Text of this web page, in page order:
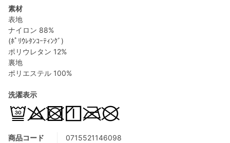
商品コード
0715521146098
素材
表地
ナイロン 88%
(ﾎﾟﾘｳﾚﾀﾝｺｰﾃｨﾝｸﾞ)
ポリウレタン 12%
裏地
ポリエステル 100%
洗濯表示